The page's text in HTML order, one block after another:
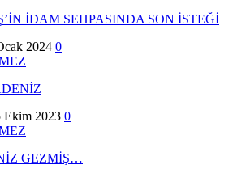
İDAM SEHPASINDA SON İSTEĞİ
2024 0
Ekim 2023 0
GEZMİŞ…